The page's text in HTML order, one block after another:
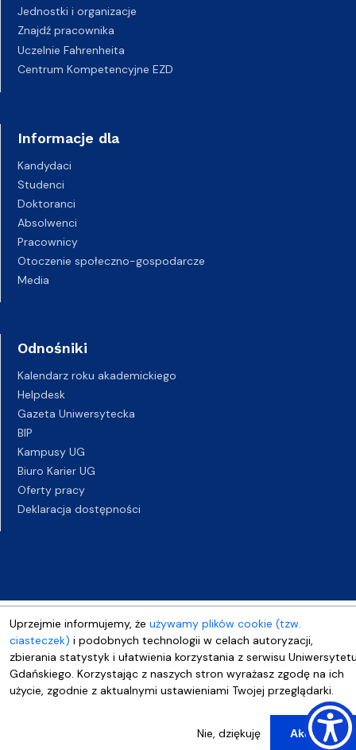
Uprzejmie informujemy, że używamy plików cookie (tzw.
ciasteczek) i podobnych technologii w celach autoryzacji,
zbierania statystyk i ułatwienia korzystania z serwisu
Gdańskiego. Korzystając z naszych stron wyrażasz zgodę na ich
użycie, zgodnie z aktualnymi ustawieniami Twojej przeglądarki.
Nie, dziękuję Akceptuj
Jednostki i organizacje
Znajdź pracownika
Uczelnie Fahrenheita
Centrum Kompetencyjne EZD
Informacje dla
Kandydaci
Studenci
Doktoranci
Absolwenci
Pracownicy
Otoczenie społeczno-gospodarcze
Media
Odnośniki
Kalendarz roku akademickiego
Helpdesk
Gazeta Uniwersytecka
BIP
Kampusy UG
Biuro Karier UG
Oferty pracy
Deklaracja dostępności